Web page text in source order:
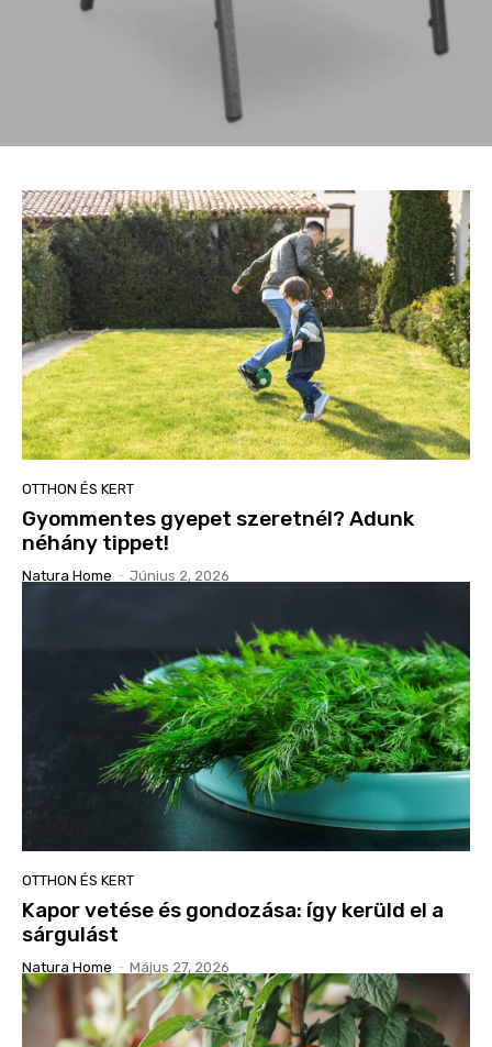
OTTHON ÉS KERT
Gyommentes gyepet szeretnél? Adunk
néhány tippet!
Natura Home - Június 2, 2026
OTTHON ÉS KERT
Kapor vetése és gondozása: így kerüld el a
sárgulást
Natura Home - Május 27, 2026